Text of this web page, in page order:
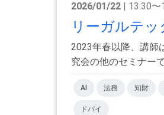
2026/01/22 | 13:30〜
リーガルテ
2023年春以降、講師
究会の他のセミナー
AI 法務 知財
ドバイ